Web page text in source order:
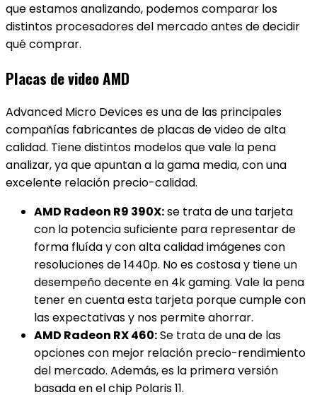
que estamos analizando, podemos comparar los
distintos procesadores del mercado antes de decidir
qué comprar.
Placas de video AMD
Advanced Micro Devices es una de las principales
compañías fabricantes de placas de video de alta
calidad. Tiene distintos modelos que vale la pena
analizar, ya que apuntan a la gama media, con una
excelente relación precio-calidad.
AMD Radeon R9 390X:se trata de una tarjeta
con la potencia suficiente para representar de
forma fluída y con alta calidad imágenes con
resoluciones de 1440p. No es costosa y tiene un
desempeño decente en 4k gaming. Vale la pena
tener en cuenta esta tarjeta porque cumple con
las expectativas y nos permite ahorrar.
AMD Radeon RX 460:Se trata de una de las
opciones con mejor relación precio-rendimiento
del mercado. Además, es la primera versión
basada en el chip Polaris 11.